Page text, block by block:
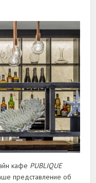
кафе PUBLIQUE
представление об